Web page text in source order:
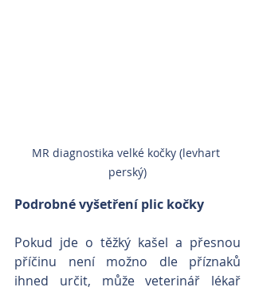
MR diagnostika velké kočky (levhart
perský)
Podrobné vyšetření plic kočky
Pokud jde o těžký kašel a přesnou
příčinu není možno dle příznaků
ihned určit, může veterinář lékař